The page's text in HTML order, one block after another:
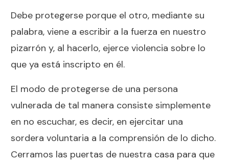
Debe protegerse porque el otro, mediante su
palabra, viene a escribir a la fuerza en nuestro
pizarrón y, al hacerlo, ejerce violencia sobre lo
que ya está inscripto en él.
El modo de protegerse de una persona
vulnerada de tal manera consiste simplemente
en no escuchar, es decir, en ejercitar una
sordera voluntaria a la comprensión de lo dicho.
Cerramos las puertas de nuestra casa para que